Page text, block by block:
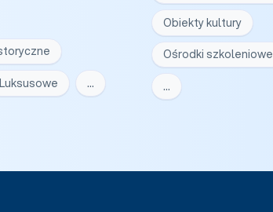
Luksusowe …
Obiekty kultury
Ośrodki szkoleniowe
…